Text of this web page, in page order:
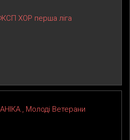
ХОР перша ліга
Молоді Ветерани